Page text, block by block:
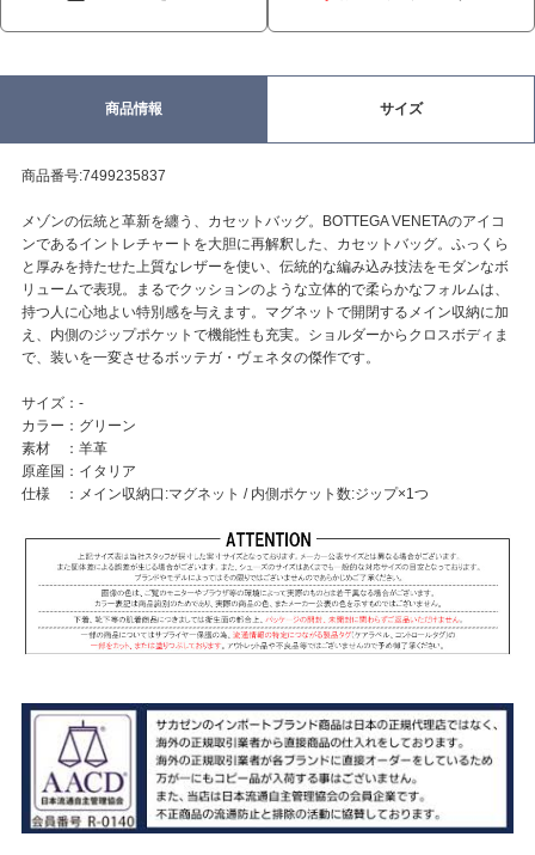
商品情報 サイズ
商品番号:7499235837
メゾンの伝統と革新を纏う、カセットバッグ。BOTTEGA VENETAのアイコ
ンであるイントレチャートを大胆に再解釈した、カセットバッグ。ふっくら
と厚みを持たせた上質なレザーを使い、伝統的な編み込み技法をモダンなボ
リュームで表現。まるでクッションのような立体的で柔らかなフォルムは、
持つ人に心地よい特別感を与えます。マグネットで開閉するメイン収納に加
え、内側のジップポケットで機能性も充実。ショルダーからクロスボディま
で、装いを一変させるボッテガ・ヴェネタの傑作です。
サイズ：-
カラー：グリーン
素材 ：羊革
原産国：イタリア
仕様 ：メイン収納口:マグネット / 内側ポケット数:ジップ×1つ